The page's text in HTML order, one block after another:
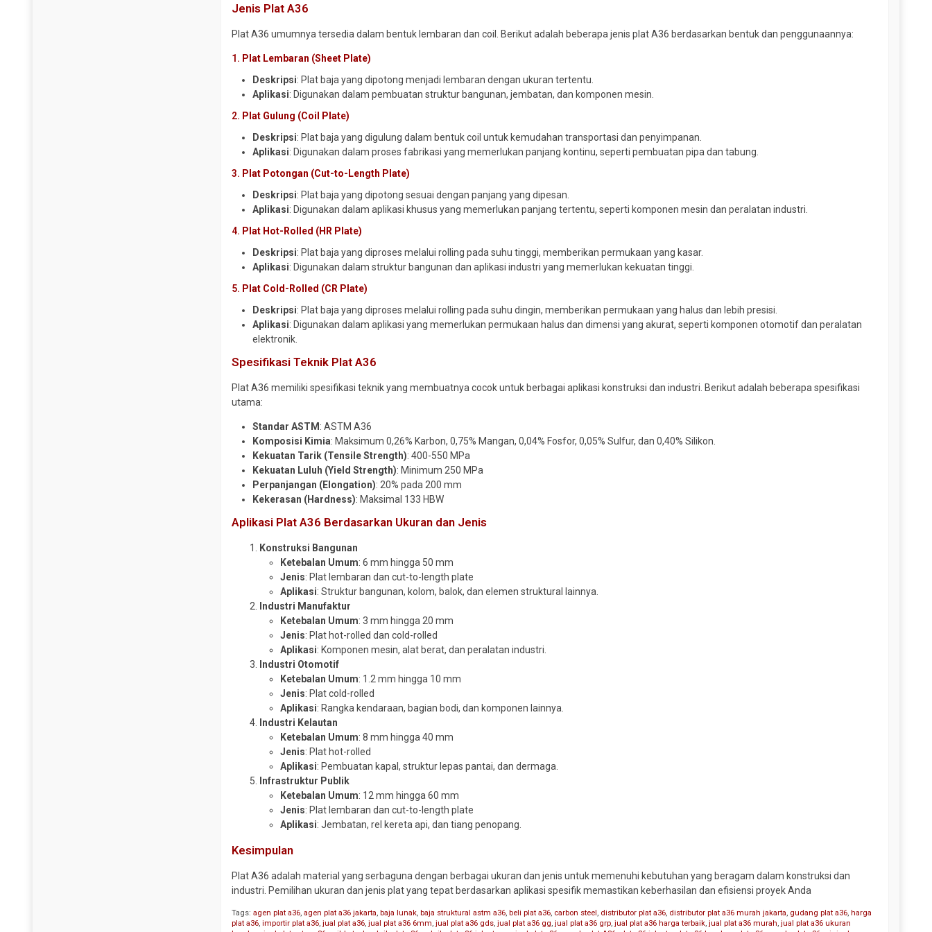
Jenis Plat A36
Plat A36 umumnya tersedia dalam bentuk lembaran dan coil. Berikut adalah beberapa jenis plat A36 berdasarkan bentuk dan penggunaannya:
1. Plat Lembaran (Sheet Plate)
Deskripsi: Plat baja yang dipotong menjadi lembaran dengan ukuran tertentu.
Aplikasi: Digunakan dalam pembuatan struktur bangunan, jembatan, dan komponen mesin.
2. Plat Gulung (Coil Plate)
Deskripsi: Plat baja yang digulung dalam bentuk coil untuk kemudahan transportasi dan penyimpanan.
Aplikasi: Digunakan dalam proses fabrikasi yang memerlukan panjang kontinu, seperti pembuatan pipa dan tabung.
3. Plat Potongan (Cut-to-Length Plate)
Deskripsi: Plat baja yang dipotong sesuai dengan panjang yang dipesan.
Aplikasi: Digunakan dalam aplikasi khusus yang memerlukan panjang tertentu, seperti komponen mesin dan peralatan industri.
4. Plat Hot-Rolled (HR Plate)
Deskripsi: Plat baja yang diproses melalui rolling pada suhu tinggi, memberikan permukaan yang kasar.
Aplikasi: Digunakan dalam struktur bangunan dan aplikasi industri yang memerlukan kekuatan tinggi.
5. Plat Cold-Rolled (CR Plate)
Deskripsi: Plat baja yang diproses melalui rolling pada suhu dingin, memberikan permukaan yang halus dan lebih presisi.
Aplikasi: Digunakan dalam aplikasi yang memerlukan permukaan halus dan dimensi yang akurat, seperti komponen otomotif dan peralatan
elektronik.
Spesifikasi Teknik Plat A36
Plat A36 memiliki spesifikasi teknik yang membuatnya cocok untuk berbagai aplikasi konstruksi dan industri. Berikut adalah beberapa spesifikasi
utama:
Standar ASTM : ASTM A36
Komposisi Kimia: Maksimum 0,26% Karbon, 0,75% Mangan, 0,04% Fosfor, 0,05% Sulfur, dan 0,40% Silikon.
Kekuatan Tarik (Tensile Strength): 400-550 MPa
Kekuatan Luluh (Yield Strength): Minimum 250 MPa
Perpanjangan (Elongation): 20% pada 200 mm
Kekerasan (Hardness): Maksimal 133 HBW
Aplikasi Plat A36 Berdasarkan Ukuran dan Jenis
Konstruksi Bangunan
Ketebalan Umum: 6 mm hingga 50 mm
Jenis: Plat lembaran dan cut-to-length plate
Aplikasi: Struktur bangunan, kolom, balok, dan elemen struktural lainnya.
Industri Manufaktur
Ketebalan Umum: 3 mm hingga 20 mm
Jenis: Plat hot-rolled dan cold-rolled
Aplikasi: Komponen mesin, alat berat, dan peralatan industri.
Industri Otomotif
Ketebalan Umum: 1.2 mm hingga 10 mm
Jenis: Plat cold-rolled
Aplikasi: Rangka kendaraan, bagian bodi, dan komponen lainnya.
Industri Kelautan
Ketebalan Umum: 8 mm hingga 40 mm
Jenis: Plat hot-rolled
Aplikasi: Pembuatan kapal, struktur lepas pantai, dan dermaga.
Infrastruktur Publik
Ketebalan Umum: 12 mm hingga 60 mm
Jenis: Plat lembaran dan cut-to-length plate
Aplikasi: Jembatan, rel kereta api, dan tiang penopang.
Kesimpulan
Plat A36 adalah material yang serbaguna dengan berbagai ukuran dan jenis untuk memenuhi kebutuhan yang beragam dalam konstruksi dan
industri. Pemilihan ukuran dan jenis plat yang tepat berdasarkan aplikasi spesifik memastikan keberhasilan dan efisiensi proyek Anda
Tags:agen plat a36,agen plat a36 jakarta,baja lunak,baja struktural astm a36,beli plat a36, carbon steel, distributor plat a36, distributor plat a36 murah jakarta, gudang plat a36,harga
plat a36,importir plat a36,jual plat a36,jual plat a36 6mm,jual plat a36 gds,jual plat a36 gg,jual plat a36 grp,jual plat a36 harga terbaik,jual plat a36 murah,jual plat a36 ukuran